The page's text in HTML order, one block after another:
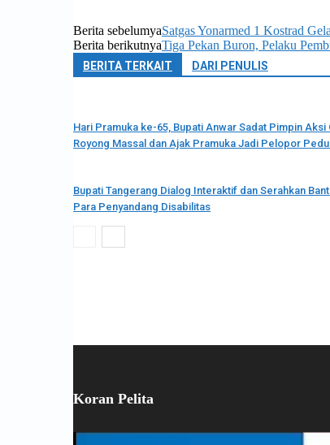
Berita sebelumyaSatgas Yonarmed 1 Kostrad
Berita berikutnyaTiga Pekan Buron, Pelaku
BERITA TERKAIT DARI PENULIS
Hari Pramuka ke-65, Bupati Anwar Sadat Pimpin Aksi
Royong Massal dan Ajak Pramuka Jadi Pelopor
Bupati Tangerang Dialog Interaktif dan Serahkan
Para Penyandang Disabilitas
Koran Pelita